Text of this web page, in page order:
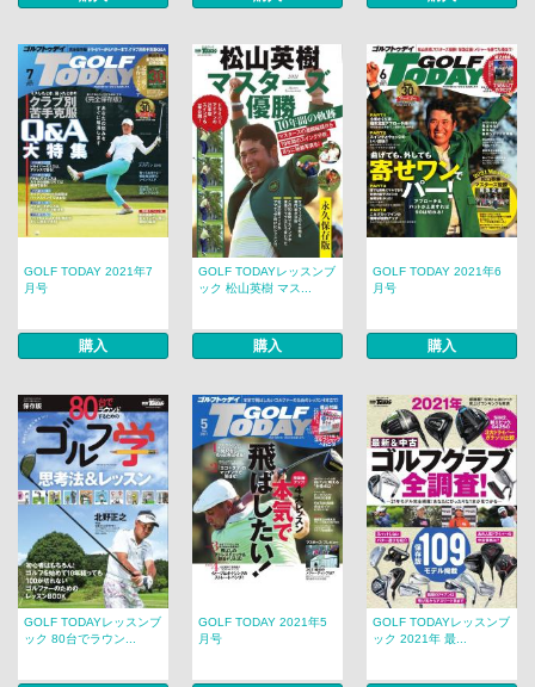
GOLF TODAY 2021年7
月号
購入
GOLF TODAYレッスンブ
ック 松山英樹 マス...
購入
GOLF TODAY 2021年6
月号
購入
GOLF TODAYレッスンブ
ック 80台でラウン...
GOLF TODAY 2021年5
月号
GOLF TODAYレッスンブ
ック 2021年 最...